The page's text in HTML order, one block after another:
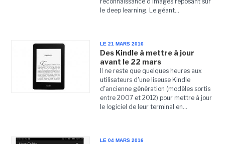
le deep learning. Le géant...
LE 21 MARS 2016
Des Kindle à mettre à jour
avant le 22 mars
Il ne reste que quelques heures aux
utilisateurs d'une liseuse Kindle
d'ancienne génération (modèles sortis
entre 2007 et 2012) pour mettre à jour
le logiciel de leur terminal en...
LE 04 MARS 2016